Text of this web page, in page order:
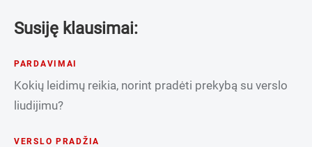
Susiję klausimai:
PARDAVIMAI
Kokių leidimų reikia, norint pradėti prekybą su verslo
liudijimu?
VERSLO PRADŽIA